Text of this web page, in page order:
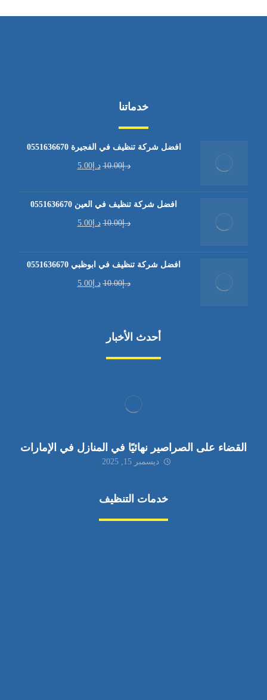
خدماتنا
افضل شركة تنظيف في الفجيرة 0551636670
د.إ10.00 د.إ5.00
افضل شركة تنظيف في العين 0551636670
د.إ10.00 د.إ5.00
افضل شركة تنظيف في ابوظبي 0551636670
د.إ10.00 د.إ5.00
أحدث الأخبار
القضاء على الصراصير نهائيًا في المنازل في الإمارات
ديسمبر 15, 2025
خدمات التنظيف